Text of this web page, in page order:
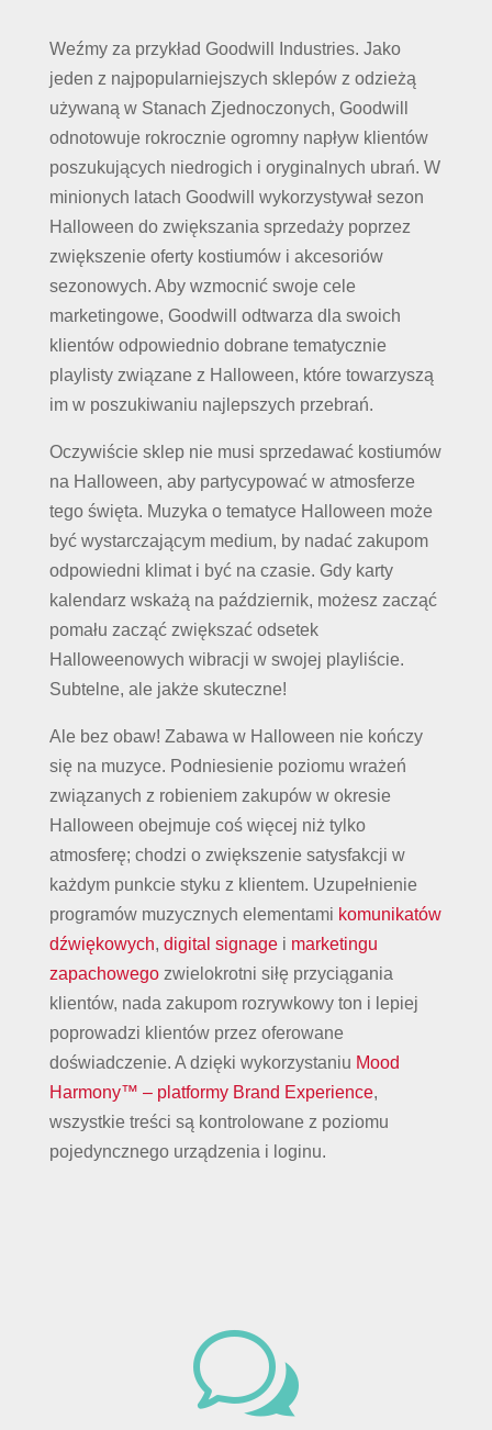
Weźmy za przykład Goodwill Industries. Jako
jeden z najpopularniejszych sklepów z odzieżą
używaną w Stanach Zjednoczonych, Goodwill
odnotowuje rokrocznie ogromny napływ klientów
poszukujących niedrogich i oryginalnych ubrań. W
minionych latach Goodwill wykorzystywał sezon
Halloween do zwiększania sprzedaży poprzez
zwiększenie oferty kostiumów i akcesoriów
sezonowych. Aby wzmocnić swoje cele
marketingowe, Goodwill odtwarza dla swoich
klientów odpowiednio dobrane tematycznie
playlisty związane z Halloween, które towarzyszą
im w poszukiwaniu najlepszych przebrań.
Oczywiście sklep nie musi sprzedawać kostiumów
na Halloween, aby partycypować w atmosferze
tego święta. Muzyka o tematyce Halloween może
być wystarczającym medium, by nadać zakupom
odpowiedni klimat i być na czasie. Gdy karty
kalendarz wskażą na październik, możesz zacząć
pomału zacząć zwiększać odsetek
Halloweenowych wibracji w swojej playliście.
Subtelne, ale jakże skuteczne!
Ale bez obaw! Zabawa w Halloween nie kończy
się na muzyce. Podniesienie poziomu wrażeń
związanych z robieniem zakupów w okresie
Halloween obejmuje coś więcej niż tylko
atmosferę; chodzi o zwiększenie satysfakcji w
każdym punkcie styku z klientem. Uzupełnienie
programów muzycznych elementami komunikatów
dźwiękowych, digital signagei marketingu
zapachowegozwielokrotni siłę przyciągania
klientów, nada zakupom rozrywkowy ton i lepiej
poprowadzi klientów przez oferowane
doświadczenie. A dzięki wykorzystaniu Mood
Harmony™ – platformy Brand Experience,
wszystkie treści są kontrolowane z poziomu
pojedyncznego urządzenia i loginu.
w